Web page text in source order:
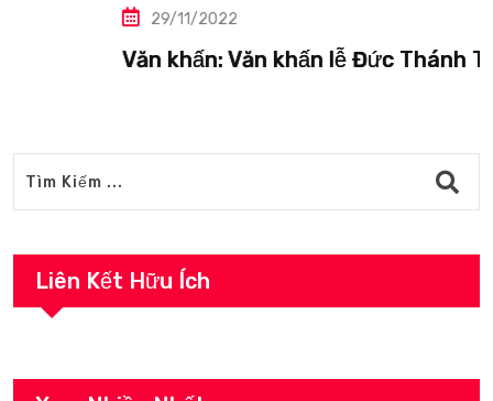
29/11/2022
Văn khấn: Văn khấn lễ Đức Thánh Trần
Liên Kết Hữu Ích